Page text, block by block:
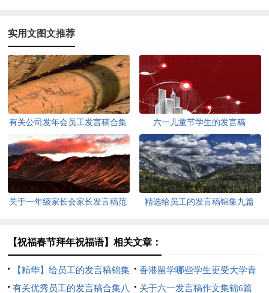
实用文图文推荐
有关公司发年会员工发言稿合集
10篇
六一儿童节学生的发言稿
关于一年级家长会家长发言稿范
精选给员工的发言稿锦集九篇
【祝福春节拜年祝福语】相关文章：
【精华】给员工的发言稿锦集
10篇
香港留学哪些学生更受大学青
睐
有关优秀员工的发言稿合集八 关于六一发言稿作文集锦6篇